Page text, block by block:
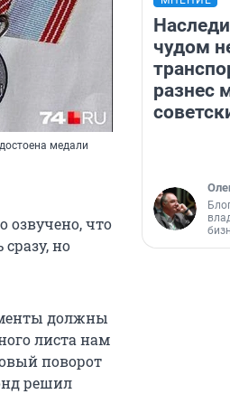
медали
озвучено, что
но
должны
листа нам
поворот
решил
чудом
разнес